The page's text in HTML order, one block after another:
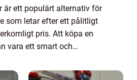
är ett populärt alternativ för
som letar efter ett pålitligt
pris. Att köpa en
vara ett smart och